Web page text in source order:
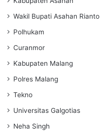
Wakil Bupati Asahan Rianto
Polhukam
Curanmor
Kabupaten Malang
Polres Malang
Tekno
Universitas Galgotias
Neha Singh